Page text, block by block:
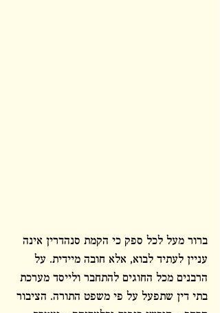
ברור מעל לכל ספק כי הקמת סנהדרין אינה
עניין לעתיד לבוא, אלא חובה מיידית. על
הרבנים מכל החוגים להתחבר ולייסד מערכת
בתי דין שתפעל על פי משפט התורה. הציבור